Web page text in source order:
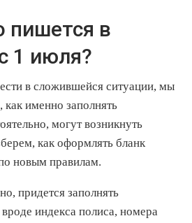
пишется в
1 июля?
в сложившейся ситуации, мы
как именно заполнять
могут возникнуть
как оформлять бланк
новым правилам.
придется заполнять
индекса полиса, номера